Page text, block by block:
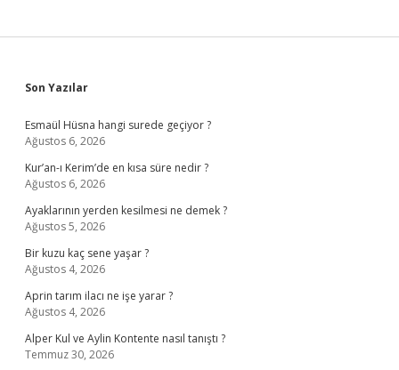
Sidebar
Son Yazılar
Esmaül Hüsna hangi surede geçiyor ?
Ağustos 6, 2026
Kur’an-ı Kerim’de en kısa süre nedir ?
Ağustos 6, 2026
Ayaklarının yerden kesilmesi ne demek ?
Ağustos 5, 2026
Bir kuzu kaç sene yaşar ?
Ağustos 4, 2026
Aprin tarım ilacı ne işe yarar ?
Ağustos 4, 2026
Alper Kul ve Aylin Kontente nasıl tanıştı ?
Temmuz 30, 2026